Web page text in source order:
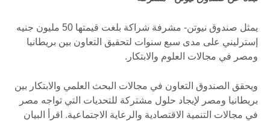
يمثل صندوق نيوتن- مشرفة شراكة بلغت قيمتها 50 مليون جنيه
إسترليني على مدى سبع سنوات لتحقيق التعاون بين بريطانيا
ومصر في مجالات العلوم والابتكار.
ويحقق الصندوق التعاون في مجالات البحث العلمي والابتكار بين
بريطانيا ومصر لإيجاد حلول مشتركة للتحديات التي تواجه مصر
في مجالات التنمية الاقتصادية والرعاية الاجتماعية. اقرأ البيان